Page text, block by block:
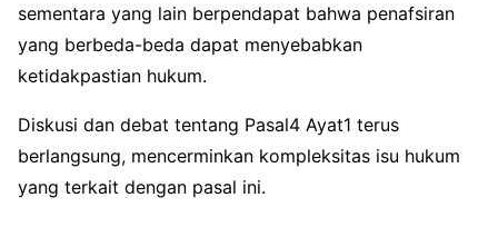
sementara yang lain berpendapat bahwa penafsiran
yang berbeda-beda dapat menyebabkan
ketidakpastian hukum.
Diskusi dan debat tentang Pasal4 Ayat1 terus
berlangsung, mencerminkan kompleksitas isu hukum
yang terkait dengan pasal ini.